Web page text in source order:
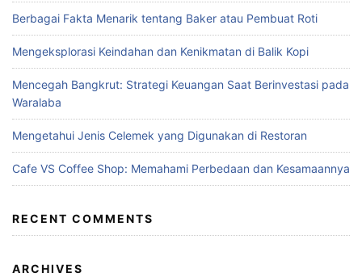
Berbagai Fakta Menarik tentang Baker atau Pembuat Roti
Mengeksplorasi Keindahan dan Kenikmatan di Balik Kopi
Mencegah Bangkrut: Strategi Keuangan Saat Berinvestasi pada
Waralaba
Mengetahui Jenis Celemek yang Digunakan di Restoran
Cafe VS Coffee Shop: Memahami Perbedaan dan Kesamaannya
RECENT COMMENTS
ARCHIVES